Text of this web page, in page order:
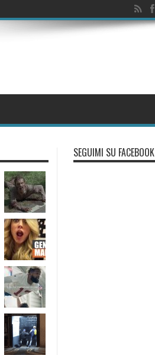
SEGUIMI SU FACEBOOK